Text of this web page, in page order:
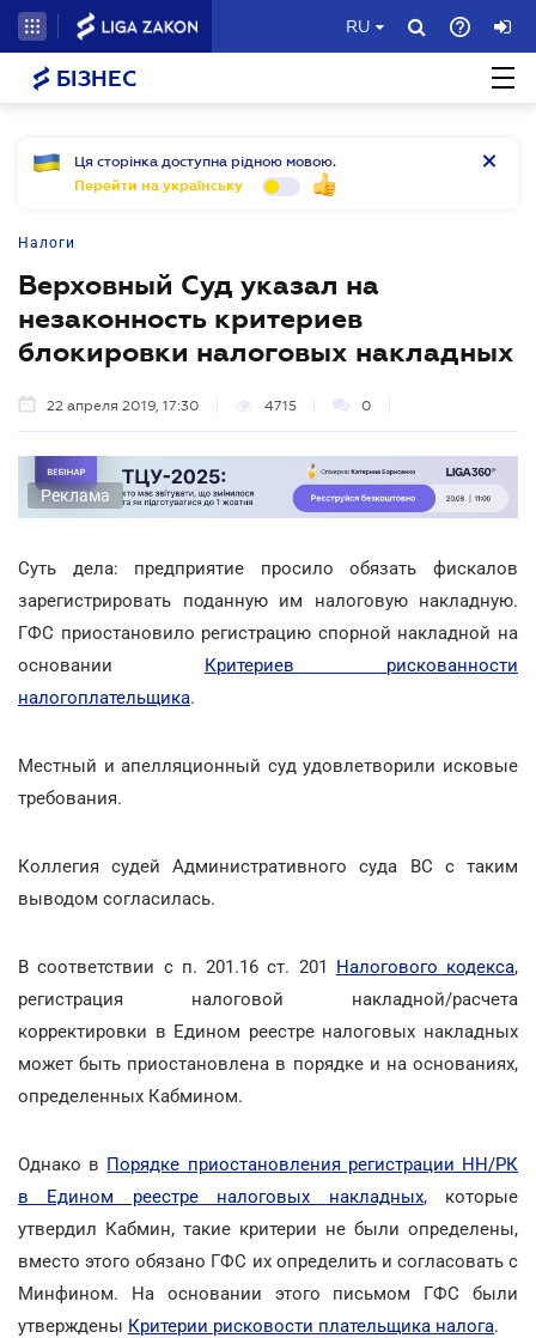
RU
БІЗНЕС
Ця сторінка доступна рідною мовою.
Перейти на українську
Налоги
Верховный Суд указал на
незаконность критериев
блокировки налоговых накладных
22 апреля 2019, 17:30 4715 0
Реклама
Суть дела: предприятие просило обязать фискалов
зарегистрировать поданную им налоговую накладную.
ГФС приостановило регистрацию спорной накладной на
основании Критериев рискованности
налогоплательщика.
Местный и апелляционный суд удовлетворили исковые
требования.
Коллегия судей Административного суда ВС с таким
выводом согласилась.
В соответствии с п. 201.16 ст. 201 Налогового кодекса,
регистрация налоговой накладной/расчета
корректировки в Едином реестре налоговых накладных
может быть приостановлена в порядке и на основаниях,
определенных Кабмином.
Однако в Порядке приостановления регистрации НН/РК
в Едином реестре налоговых накладных, которые
утвердил Кабмин, такие критерии не были определены,
вместо этого обязано ГФС их определить и согласовать с
Минфином. На основании этого письмом ГФС были
утверждены Критерии рисковости плательщика налога.